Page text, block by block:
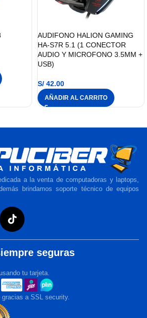
AUDIFONO HALION GAMING
HA-S7R 5.1 (1 CONECTOR
AUDIO Y MICROFONO 3.5MM +
USB)
S/ 42.00
AÑADIR AL CARRITO
a la venta de computadoras y laptops,
brindamos soporte técnico de equipos
seguras
tu tarjeta.
a SSL security.